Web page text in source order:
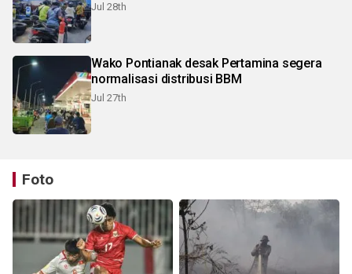
Jul 28th
Wako Pontianak desak Pertamina segera
normalisasi distribusi BBM
Jul 27th
Foto